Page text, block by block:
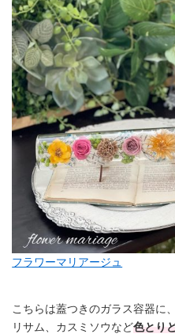
フラワーマリアージュ
こちらは蓋つきのガラス容器に
リサム、カスミソウなど色とり